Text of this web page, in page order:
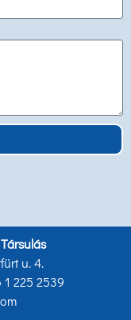
u. 4.
1 225 2539